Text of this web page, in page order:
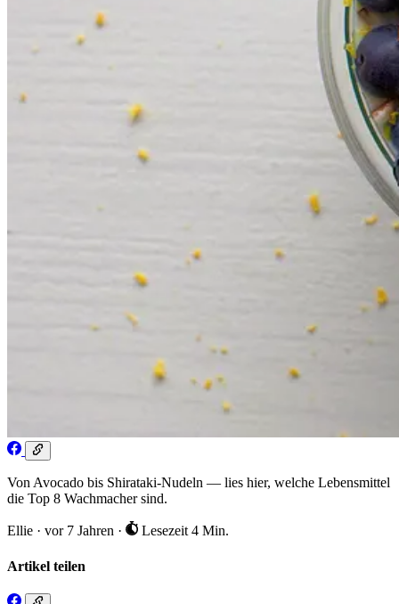
Von Avocado bis Shirataki-Nudeln — lies hier, welche Lebensmittel
die Top 8 Wachmacher sind.
Ellie · vor 7 Jahren · Lesezeit 4 Min.
Artikel teilen